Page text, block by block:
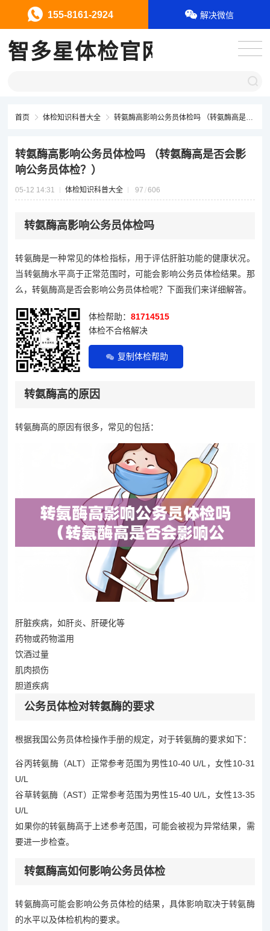
智多星体检官网
首页 体检知识科普大全 转氨酶高影响公务员体检吗 （转氨酶高是否会影响公务员体检？）
转氨酶高影响公务员体检吗 （转氨酶高是否会影
响公务员体检？）
05-12 14:31 体检知识科普大全 97 606
转氨酶高影响公务员体检吗
转氨酶是一种常见的体检指标，用于评估肝脏功能的健康状况。
当转氨酶水平高于正常范围时，可能会影响公务员体检结果。那
么，转氨酶高是否会影响公务员体检呢？下面我们来详细解答。
体检帮助：81714515
体检不合格解决
复制体检帮助
转氨酶高的原因
转氨酶高的原因有很多，常见的包括：
肝脏疾病，如肝炎、肝硬化等
药物或药物滥用
饮酒过量
肌肉损伤
胆道疾病
公务员体检对转氨酶的要求
根据我国公务员体检操作手册的规定，对于转氨酶的要求如下：
谷丙转氨酶（ALT）正常参考范围为男性10-40 U/L，女性10-31
U/L
谷草转氨酶（AST）正常参考范围为男性15-40 U/L，女性13-35
U/L
如果你的转氨酶高于上述参考范围，可能会被视为异常结果，需
要进一步检查。
转氨酶高如何影响公务员体检
转氨酶高可能会影响公务员体检的结果，具体影响取决于转氨酶
的水平以及体检机构的要求。
155-8161-2924 解决微信